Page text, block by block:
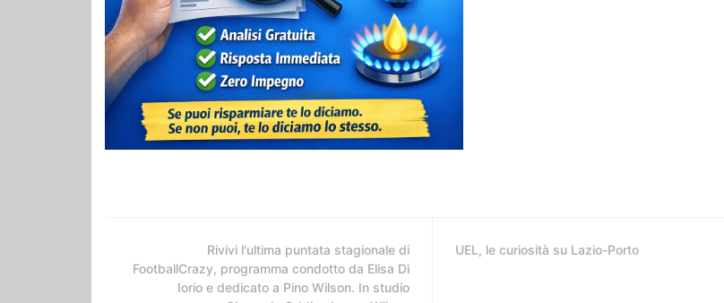
Rivivi l'ultima puntata stagionale di
FootballCrazy, programma condotto da Elisa Di
Iorio e dedicato a Pino Wilson. In studio
UEL, le curiosità su Lazio-Porto